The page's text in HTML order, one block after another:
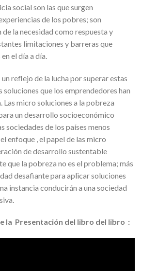
social son las que surgen
de los pobres; son
de la necesidad como respuesta y
limitaciones y barreras que
el día a día.
un reflejo de la lucha por superar estas
soluciones que los emprendedores han
Las micro soluciones a la pobreza
un desarrollo socioeconómico
sociedades de los países menos
enfoque , el papel de las micro
de desarrollo sustentable
que la pobreza no es el problema; más
desafiante para aplicar soluciones
instancia conducirán a una sociedad
la Presentación del libro del libro :